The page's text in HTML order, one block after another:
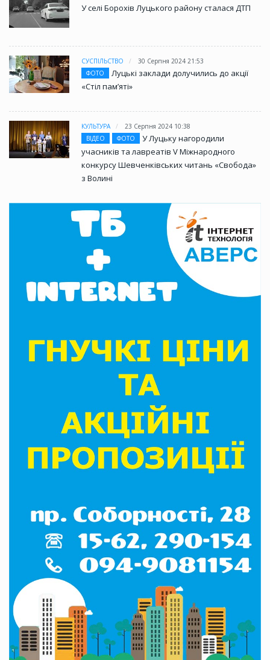
У селі Борохів Луцького району сталася ДТП
СУСПІЛЬСТВО
30 Серпня 2024 21:53
ФОТО
Луцькі заклади долучились до акції
«Стіл памʼяті»
КУЛЬТУРА
23 Серпня 2024 10:38
ВІДЕО
ФОТО
У Луцьку нагородили
учасників та лавреатів V Міжнародного
конкурсу Шевченківських читань «Свобода»
з Волині